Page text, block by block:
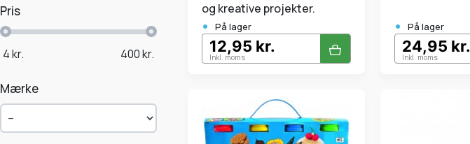
Pris
4kr. 400kr.
Mærke
og kreative projekter.
• På lager
12,95 kr.
Inkl. moms
• På lager
24,95 kr.
Inkl. moms